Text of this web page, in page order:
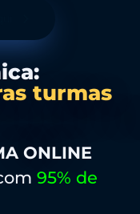
turmas
ONLINE
95% de